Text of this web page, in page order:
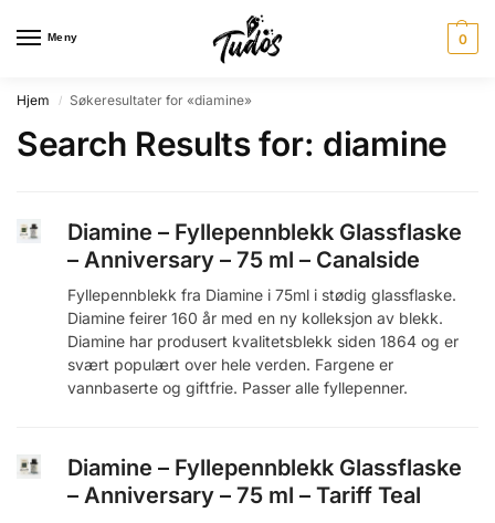
Meny 0
Hjem / Søkeresultater for «diamine»
Search Results for: diamine
Diamine – Fyllepennblekk Glassflaske
– Anniversary – 75 ml – Canalside
Fyllepennblekk fra Diamine i 75ml i stødig glassflaske.
Diamine feirer 160 år med en ny kolleksjon av blekk.
Diamine har produsert kvalitetsblekk siden 1864 og er
svært populært over hele verden. Fargene er
vannbaserte og giftfrie. Passer alle fyllepenner.
Diamine – Fyllepennblekk Glassflaske
– Anniversary – 75 ml – Tariff Teal